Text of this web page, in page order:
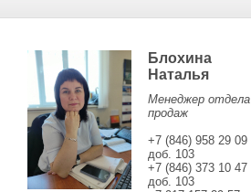
Блохина
Наталья
Менеджер отдела
продаж
+7 (846) 958 29 09
доб. 103
+7 (846) 373 10 47
доб. 103